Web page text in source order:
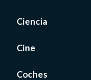
Ciencia
Cine
Coches